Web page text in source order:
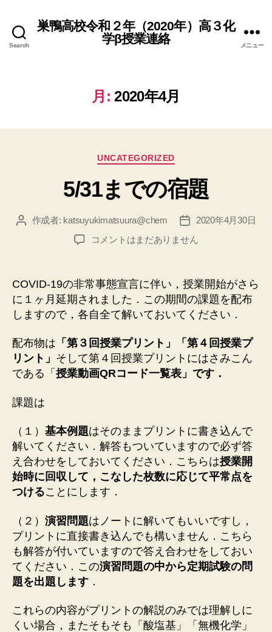
Search
巣鴨高校令和２年（2020年）高３化
学β授業連絡
メニュー
月: 2020年4月
カ
ゴ
リ
UNCATEGORIZED
5/31までの宿題
投 作成者: katsuyukimatsuura@chem
投
稿
日
2020年4月30日
5/31
の
宿
題
へ
コメントはまだありません
COVID-19の非常事態宣言に伴い，授業開始がさら
に１ヶ月延期されました．この期間の課題を配布
しますので，各自全て解いておいてください．
配布物は 「第３回授業プリント」「第４回授業プ
リント」 そして第４回授業プリントにはさみこん
である「 授業動画QRコード一覧表」です．
課題は
（１） 基本例題はそのままプリントに書き込んで
解いてください．解答もついていますので必ず答
え合わせをしておいてください．こちらは授業開
始時に回収して，こなした枚数に応じて平常点を
つけることにします．
（２） 演習問題はノートに解いてもいいですし，
プリントに直接書き込んでも構いません．こちら
も解答が付いていますので答え合わせをしておい
てください．この演習問題の中から定期試験の問
題を出題します ．
これらの内容がプリントの解説のみでは理解しに
くい場合，またそもそも「酸塩基」「無機化学」